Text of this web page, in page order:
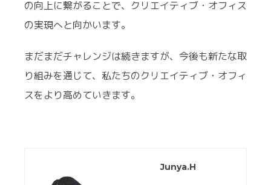
の向上に繋がることで、クリエイティブ・オフィス
の実現へと向かいます。
まだまだチャレンジは続きますが、今後も新たな取
り組みを通じて、私たちのクリエイティブ・オフィ
スをより高めていきます。
Junya.H